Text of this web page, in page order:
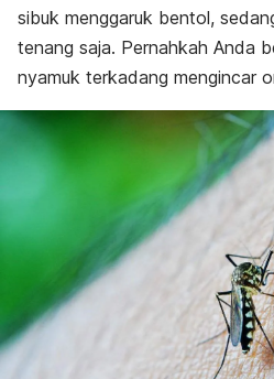
sibuk menggaruk bentol,
tenang saja. Pernahkah Anda
nyamuk terkadang mengincar